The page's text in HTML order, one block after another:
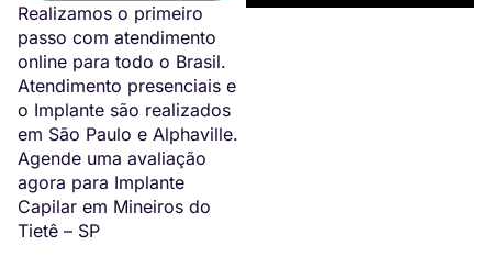
Realizamos o primeiro
passo com atendimento
online para todo o Brasil.
Atendimento presenciais e
o Implante são realizados
em São Paulo e Alphaville.
Agende uma avaliação
agora para Implante
Capilar em Mineiros do
Tietê – SP